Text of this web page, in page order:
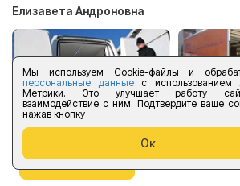
Мы используем Cookie-файлы и
персональные данныес использованием
Метрики. Это улучшает работу
взаимодействие с ним. Подтвердите ваше
нажав кнопку
Ок
Елизавета Андроновна
оставить отзыв